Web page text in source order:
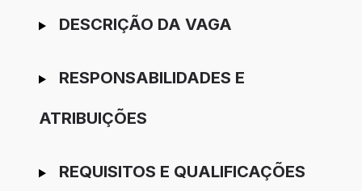
Ir para candidatura
DESCRIÇÃO DA VAGA
RESPONSABILIDADES E
ATRIBUIÇÕES
REQUISITOS E QUALIFICAÇÕES